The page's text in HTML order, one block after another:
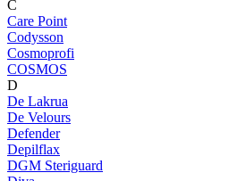
C
Care Point
Codysson
Cosmoprofi
COSMOS
D
De Lakrua
De Velours
Defender
Depilflax
DGM Steriguard